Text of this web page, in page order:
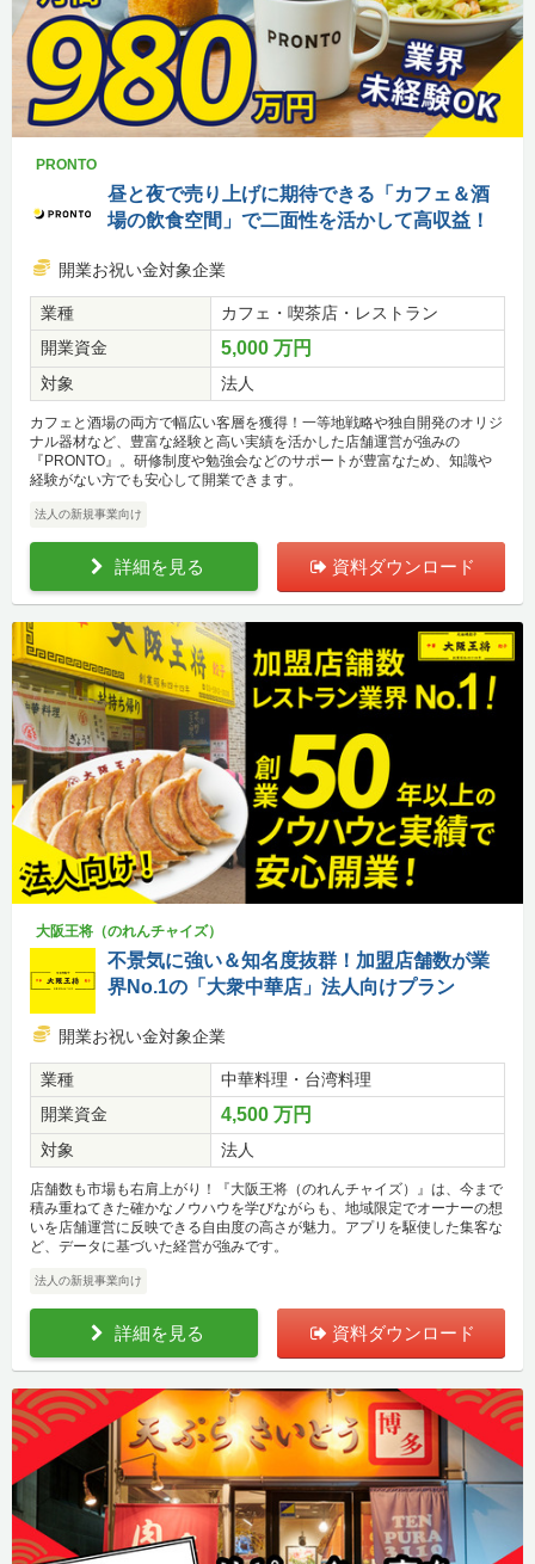
PRONTO
昼と夜で売り上げに期待できる「カフェ＆酒
場の飲食空間」で二面性を活かして高収益！
開業お祝い金対象企業
業種
カフェ・喫茶店・レストラン
開業資金
5,000 万円
対象 法人
カフェと酒場の両方で幅広い客層を獲得！一等地戦略や独自開発のオリジ
ナル器材など、豊富な経験と高い実績を活かした店舗運営が強みの
『PRONTO』。研修制度や勉強会などのサポートが豊富なため、知識や
経験がない方でも安心して開業できます。
法人の新規事業向け
詳細を見る 資料ダウンロード
大阪王将（のれんチャイズ）
不景気に強い＆知名度抜群！加盟店舗数が業
界No.1の「大衆中華店」法人向けプラン
開業お祝い金対象企業
業種
中華料理・台湾料理
開業資金
4,500 万円
対象 法人
店舗数も市場も右肩上がり！『大阪王将（のれんチャイズ）』は、今まで
積み重ねてきた確かなノウハウを学びながらも、地域限定でオーナーの想
いを店舗運営に反映できる自由度の高さが魅力。アプリを駆使した集客な
ど、データに基づいた経営が強みです。
法人の新規事業向け
詳細を見る 資料ダウンロード